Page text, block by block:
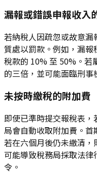
漏報或錯誤申報收入
若納稅人因疏忽或故意
質處以罰款。例如，漏
稅款的 10% 至 50%。若
的三倍，並可能面臨刑事
未按時繳稅的附加費
即使已準時提交報稅表
局會自動收取附加費。首
若在六個月後仍未繳清
可能導致稅務局採取法
令。